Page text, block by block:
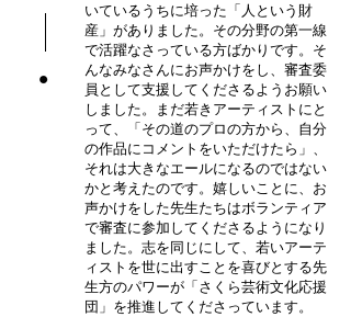
いているうちに培った「人という財
産」がありました。その分野の第一線
で活躍なさっている方ばかりです。そ
んなみなさんにお声かけをし、審査委
員として支援してくださるようお願い
しました。まだ若きアーティストにと
って、「その道のプロの方から、自分
の作品にコメントをいただけたら」、
それは大きなエールになるのではない
かと考えたのです。嬉しいことに、お
声かけをした先生たちはボランティア
で審査に参加してくださるようになり
ました。志を同じにして、若いアーテ
ィストを世に出すことを喜びとする先
生方のパワーが「さくら芸術文化応援
団」を推進してくださっています。